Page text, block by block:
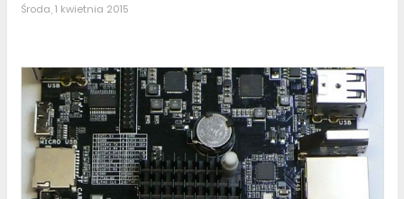
Środa, 1 kwietnia 2015